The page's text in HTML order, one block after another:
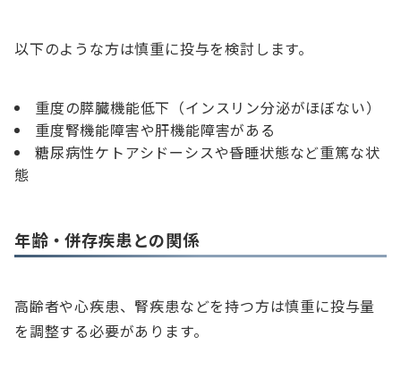
以下のような方は慎重に投与を検討します。
重度の膵臓機能低下（インスリン分泌がほぼない）
重度腎機能障害や肝機能障害がある
糖尿病性ケトアシドーシスや昏睡状態など重篤な状
態
年齢・併存疾患との関係
高齢者や心疾患、腎疾患などを持つ方は慎重に投与量
を調整する必要があります。